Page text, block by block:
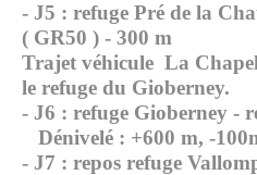
- J5 : refuge Pré de la
( GR50 ) - 300 m
Trajet véhicule La
le refuge du Gioberney.
- J6 : refuge Gioberney -
Dénivelé : +600 m, -
- J7 : repos refuge